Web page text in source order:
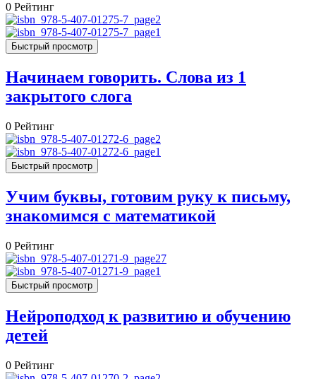
0 Рейтинг
Быстрый просмотр
Начинаем говорить. Слова из 1
закрытого слога
0 Рейтинг
Быстрый просмотр
Учим буквы, готовим руку к письму,
знакомимся с математикой
0 Рейтинг
Быстрый просмотр
Нейроподход к развитию и обучению
детей
0 Рейтинг